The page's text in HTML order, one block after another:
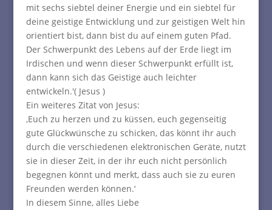
mit sechs siebtel deiner Energie und ein siebtel für
deine geistige Entwicklung und zur geistigen Welt hin
orientiert bist, dann bist du auf einem guten Pfad.
Der Schwerpunkt des Lebens auf der Erde liegt im
Irdischen und wenn dieser Schwerpunkt erfüllt ist,
dann kann sich das Geistige auch leichter
entwickeln.'( Jesus )
Ein weiteres Zitat von Jesus:
‚Euch zu herzen und zu küssen, euch gegenseitig
gute Glückwünsche zu schicken, das könnt ihr auch
durch die verschiedenen elektronischen Geräte, nutzt
sie in dieser Zeit, in der ihr euch nicht persönlich
begegnen könnt und merkt, dass auch sie zu euren
Freunden werden können.‘
In diesem Sinne, alles Liebe